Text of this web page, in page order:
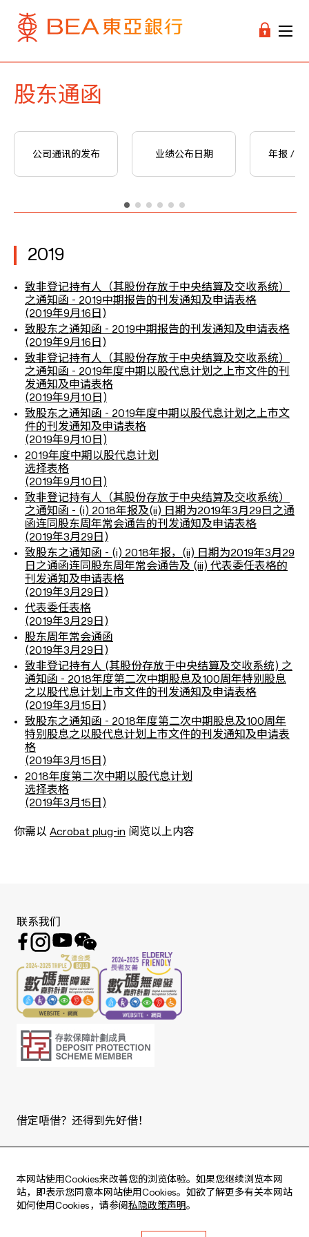
股东通函
公司通讯的发布 业绩公布日期 年报 / 中
2019
致非登记持有人（其股份存放于中央结算及交收系统）
之通知函 - 2019中期报告的刊发通知及申请表格
(2019年9月16日)
致股东之通知函 - 2019中期报告的刊发通知及申请表格
(2019年9月16日)
致非登记持有人（其股份存放于中央结算及交收系统）
之通知函 - 2019年度中期以股代息计划之上市文件的刊
发通知及申请表格
(2019年9月10日)
致股东之通知函 - 2019年度中期以股代息计划之上市文
件的刊发通知及申请表格
(2019年9月10日)
2019年度中期以股代息计划
选择表格
(2019年9月10日)
致非登记持有人（其股份存放于中央结算及交收系统）
之通知函 - (i) 2018年报及(ii) 日期为2019年3月29日之通
函连同股东周年常会通告的刊发通知及申请表格
(2019年3月29日)
致股东之通知函 - (i) 2018年报，(ii) 日期为2019年3月29
日之通函连同股东周年常会通告及 (iii) 代表委任表格的
刊发通知及申请表格
(2019年3月29日)
代表委任表格
(2019年3月29日)
股东周年常会通函
(2019年3月29日)
致非登记持有人 (其股份存放于中央结算及交收系统) 之
通知函 - 2018年度第二次中期股息及100周年特别股息
之以股代息计划上市文件的刊发通知及申请表格
(2019年3月15日)
致股东之通知函 - 2018年度第二次中期股息及100周年
特别股息之以股代息计划上市文件的刊发通知及申请表
格
(2019年3月15日)
2018年度第二次中期以股代息计划
选择表格
(2019年3月15日)
你需以 Acrobat plug-in 阅览以上内容
本网站使用Cookies来改善您的浏览体验。如果您继续浏览本网
站，即表示您同意本网站使用Cookies。如欲了解更多有关本网站
如何使用Cookies，请参阅 私隐政策声明。
联系我们
借定唔借？还得到先好借！
Live every moment